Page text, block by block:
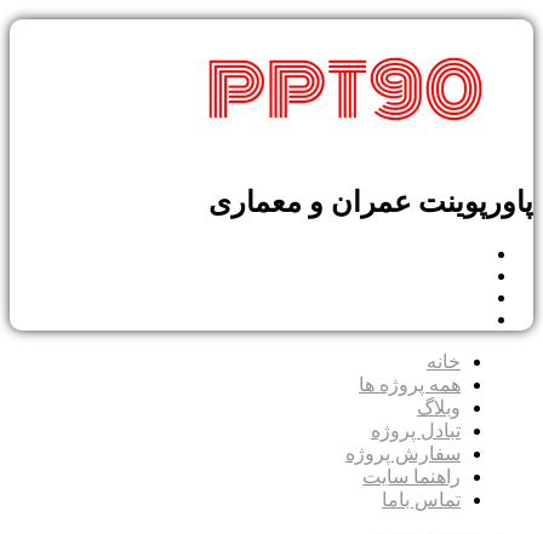
پاورپوینت عمران و معماری
خانه
همه پروژه ها
وبلاگ
تبادل پروژه
سفارش پروژه
راهنما سایت
تماس باما